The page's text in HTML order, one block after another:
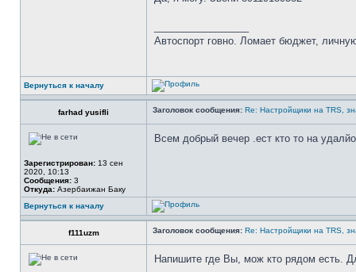
Автоспорт говно. Ломает бюджет,
Вернуться к началу
farhad yusifli Заголовок сообщения: Re: Настройщики на TRS,
Зарегистрирован: 13 сен
2020, 10:13
Сообщения: 3
Откуда: Азербаижан Баку
Всем добрый вечер .ест кто то на
Вернуться к началу
f111uzm Заголовок сообщения: Re: Настройщики на TRS,
Напишите где Вы, мож кто рядом есть.